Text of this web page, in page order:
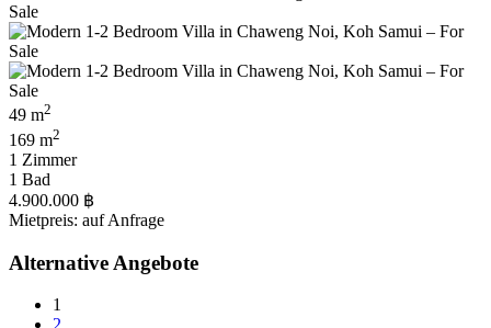
49 m2
169 m2
1 Zimmer
1 Bad
4.900.000 ฿
Mietpreis: auf Anfrage
Alternative Angebote
1